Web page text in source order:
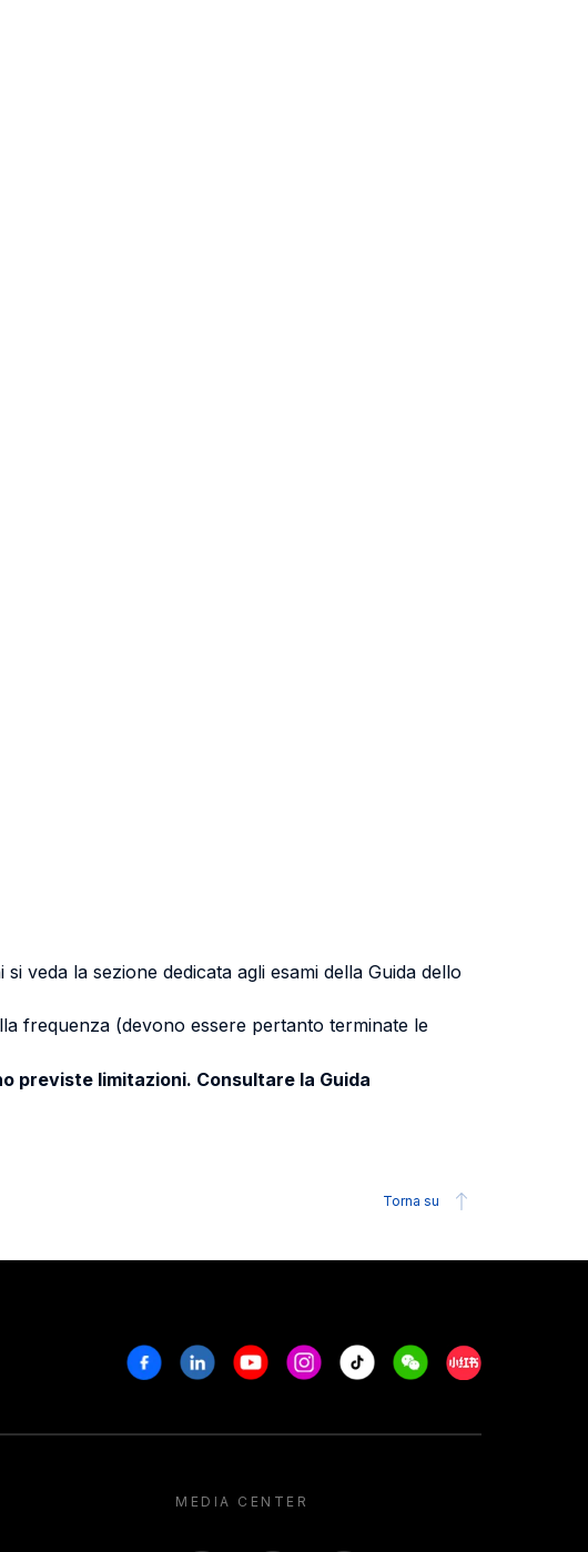
veda la sezione dedicata agli esami della Guida dello
frequenza (devono essere pertanto terminate le
previste limitazioni. Consultare la Guida
Torna su
FacebookLinkedinYoutubeInstagram
Tiktok WeechatXiaohongshu/
MEDIA CENTER